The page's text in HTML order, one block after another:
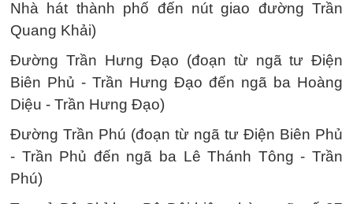
Nhà hát thành phố đến nút giao đường Trần
Quang Khải)
Đường Trần Hưng Đạo (đoạn từ ngã tư Điện
Biên Phủ - Trần Hưng Đạo đến ngã ba Hoàng
Diệu - Trần Hưng Đạo)
Đường Trần Phú (đoạn từ ngã tư Điện Biên Phủ
- Trần Phủ đến ngã ba Lê Thánh Tông - Trần
Phú)